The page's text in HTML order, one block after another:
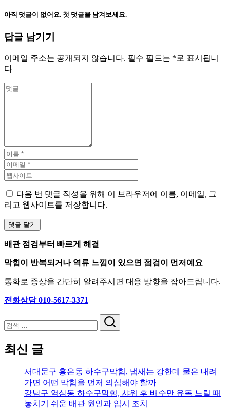
아직 댓글이 없어요. 첫 댓글을 남겨보세요.
답글 남기기
이메일 주소는 공개되지 않습니다. 필수 필드는 *로 표시됩니
다
다음 번 댓글 작성을 위해 이 브라우저에 이름, 이메일, 그
리고 웹사이트를 저장합니다.
배관 점검부터 빠르게 해결
막힘이 반복되거나 역류 느낌이 있으면 점검이 먼저예요
통화로 증상을 간단히 알려주시면 대응 방향을 잡아드립니다.
전화상담 010-5617-3371
검
최신 글
서대문구 홍은동 하수구막힘, 냄새는 강한데 물은 내려
가면 어떤 막힘을 먼저 의심해야 할까
강남구 역삼동 하수구막힘, 샤워 후 배수만 유독 느릴 때
놓치기 쉬운 배관 원인과 임시 조치